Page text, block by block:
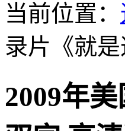
当前位置：
录片《就
2009年